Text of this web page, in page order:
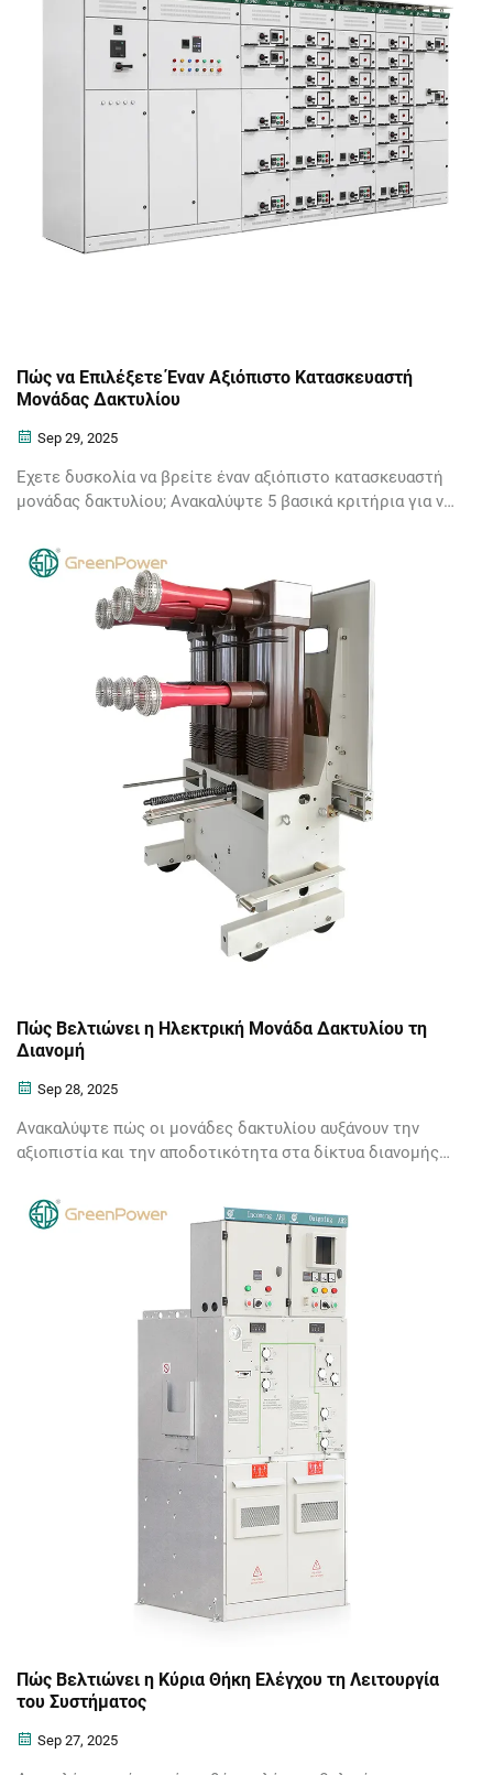
Πώς να Επιλέξετε Έναν Αξιόπιστο Κατασκευαστή
Μονάδας Δακτυλίου
Sep 29, 2025
Έχετε δυσκολία να βρείτε έναν αξιόπιστο κατασκευαστή
μονάδας δακτυλίου; Ανακαλύψτε 5 βασικά κριτήρια για να
απόδοση. Κατεβάστε δωρεάν τον έλεγχο επιλογής
σήμερα.
Πώς Βελτιώνει η Ηλεκτρική Μονάδα Δακτυλίου τη
Διανομή
Sep 28, 2025
Ανακαλύψτε πώς οι μονάδες δακτυλίου αυξάνουν την
αξιοπιστία και την αποδοτικότητα στα δίκτυα διανομής
και βελτιώστε την εξισορρόπηση φορτίου με έξυπνες
λύσεις RMU. Μάθετε περισσότερα.
Πώς Βελτιώνει η Κύρια Θήκη Ελέγχου τη Λειτουργία
του Συστήματος
Sep 27, 2025